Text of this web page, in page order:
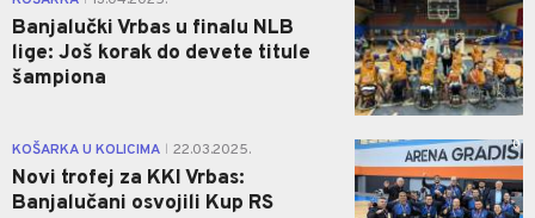
Banjalučki Vrbas u finalu NLB
lige: Još korak do devete titule
šampiona
KOŠARKA U KOLICIMA 22.03.2025.
Novi trofej za KKI Vrbas:
Banjalučani osvojili Kup RS
0